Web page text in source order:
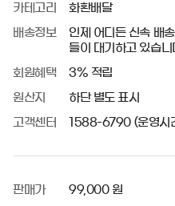
카테고리 화환배달
배송정보
인제 어디든 신속 배
들이 대기하고 있습니
회원혜택 3% 적립
원산지 하단 별도 표시
고객센터 1588-6790 (운영
판매가 99,000 원